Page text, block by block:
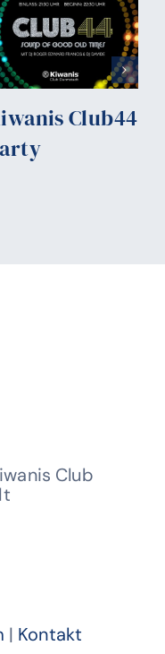
Club44
Club
| Kontakt